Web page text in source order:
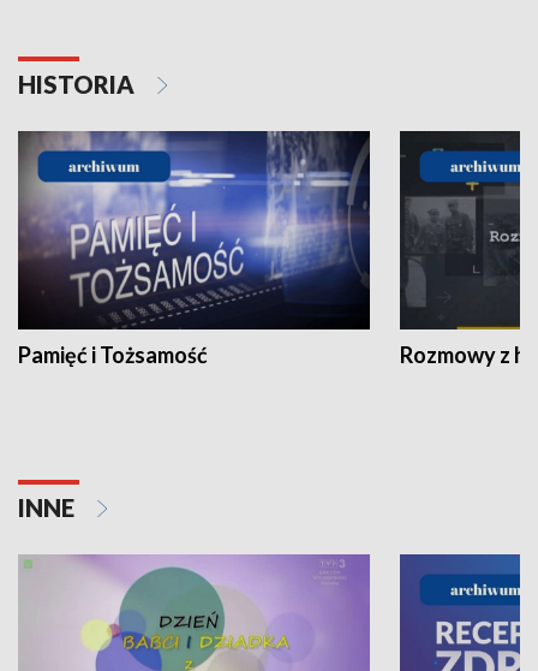
HISTORIA
Pamięć i Tożsamość Rozmowy z
INNE